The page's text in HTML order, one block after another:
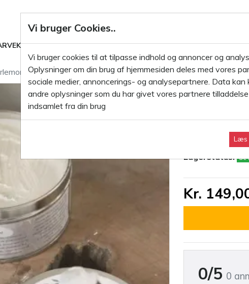
JDL Kalkmaling Vintage
KALKMALING 100ML KALKMALING 700ML
voks til kalkmaling 300ml
JDL
Lagerstatus: Se
Kr.
0/5 0
Vi bruger Cookies..
Vi bruger cookies til at tilpasse indhold og annoncer og
Oplysninger om din brug af hjemmesiden deles med vores
sociale medier, annoncerings- og analysepartnere. Data kan
andre oplysninger som du har givet vores partnere
indsamlet fra din brug
Læs